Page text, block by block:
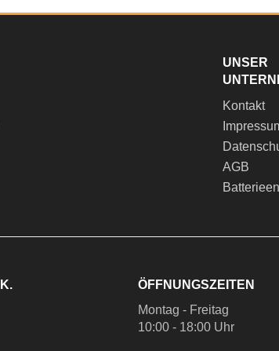
UNSER
Kontakt
AGB
ÖFFNUNGSZEITEN
Montag - Freitag
10:00 - 18:00 Uhr